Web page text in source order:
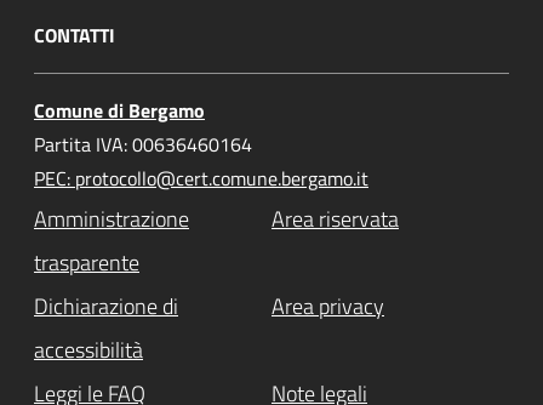
CONTATTI
Comune di Bergamo
Partita IVA: 00636460164
PEC: protocollo@cert.comune.bergamo.it
Amministrazione
trasparente
Area riservata
Dichiarazione di
accessibilità
Area privacy
Leggi le FAQ Note legali